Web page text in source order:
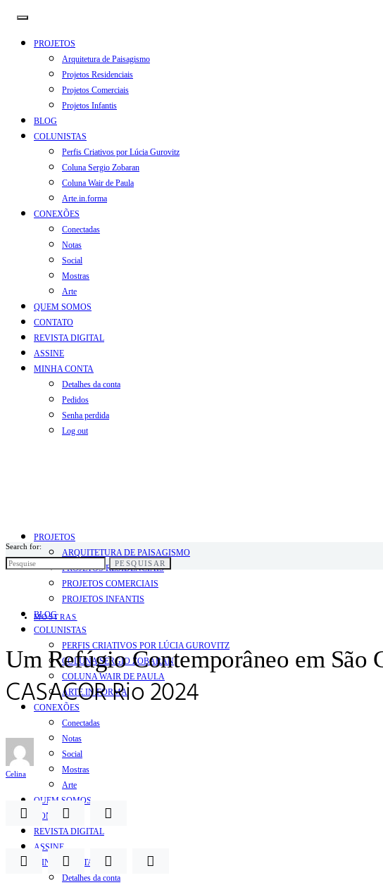
PROJETOS
Arquitetura de Paisagismo
Projetos Residenciais
Projetos Comerciais
Projetos Infantis
BLOG
COLUNISTAS
Perfis Criativos por Lúcia Gurovitz
Coluna Sergio Zobaran
Coluna Wair de Paula
Arte.in.forma
CONEXÕES
Conectadas
Notas
Social
Mostras
Arte
QUEM SOMOS
CONTATO
REVISTA DIGITAL
ASSINE
MINHA CONTA
Detalhes da conta
Pedidos
Senha perdida
Log out
PROJETOS
ARQUITETURA DE PAISAGISMO
PROJETOS RESIDENCIAIS
PROJETOS COMERCIAIS
PROJETOS INFANTIS
BLOG
COLUNISTAS
PERFIS CRIATIVOS POR LÚCIA GUROVITZ
COLUNA SERGIO ZOBARAN
COLUNA WAIR DE PAULA
ARTE.IN.FORMA
CONEXÕES
Conectadas
Notas
Social
Mostras
Arte
QUEM SOMOS
CONTATO
REVISTA DIGITAL
ASSINE
MINHA CONTA
Detalhes da conta
Search for:
PESQUISAR
MOSTRAS
Um Refúgio Contemporâneo em São
CASACOR Rio 2024
Celina